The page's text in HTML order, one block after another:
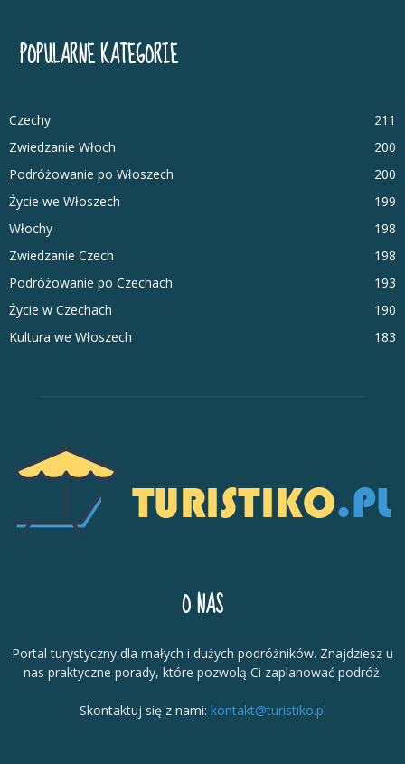
POPULARNE KATEGORIE
Czechy
211
Zwiedzanie Włoch
200
Podróżowanie po Włoszech
200
Życie we Włoszech
199
Włochy
198
Zwiedzanie Czech
198
Podróżowanie po Czechach
193
Życie w Czechach
190
Kultura we Włoszech
183
O NAS
Portal turystyczny dla małych i dużych podróżników. Znajdziesz u
nas praktyczne porady, które pozwolą Ci zaplanować podróż.
Skontaktuj się z nami: kontakt@turistiko.pl